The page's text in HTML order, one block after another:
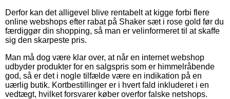
Derfor kan det alligevel blive rentabelt at kigge forbi flere
online webshops efter rabat på Shaker sæt i rose gold før du
færdiggør din shopping, så man er velinformeret til at skaffe
sig den skarpeste pris.
Man må dog være klar over, at når en internet webshop
udbyder produkter for en salgspris som er himmelråbende
god, så er det i nogle tilfælde være en indikation på en
uærlig butik. Kortbestillinger er i hvert fald inkluderet i en
vedtægt, hvilket forsvarer køber overfor falske netshops.